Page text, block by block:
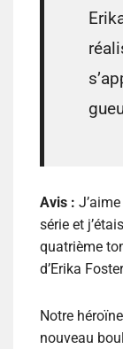
Avis :
série et
quatrième
d’Erika
Notre
nouveau